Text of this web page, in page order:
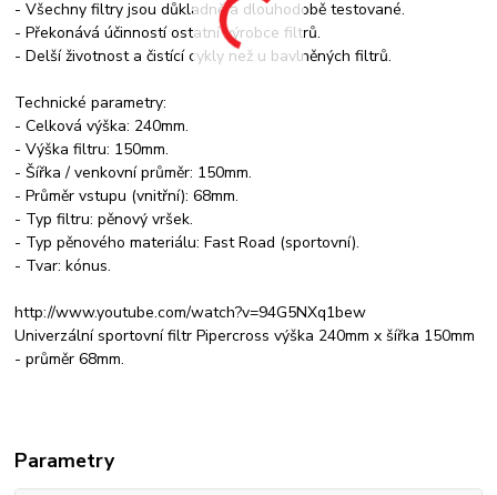
- Všechny filtry jsou důkladně a dlouhodobě testované.
- Překonává účinností ostatní výrobce filtrů.
- Delší životnost a čistící cykly než u bavlněných filtrů.
Technické parametry:
- Celková výška: 240mm.
- Výška filtru: 150mm.
- Šířka / venkovní průměr: 150mm.
- Průměr vstupu (vnitřní): 68mm.
- Typ filtru: pěnový vršek.
- Typ pěnového materiálu: Fast Road (sportovní).
- Tvar: kónus.
http://www.youtube.com/watch?v=94G5NXq1bew
Univerzální sportovní filtr Pipercross výška 240mm x šířka 150mm
- průměr 68mm.
Parametry